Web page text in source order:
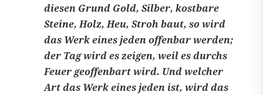
diesen Grund Gold, Silber, kostbare
Steine, Holz, Heu, Stroh baut, so wird
das Werk eines jeden offenbar werden;
der Tag wird es zeigen, weil es durchs
Feuer geoffenbart wird. Und welcher
Art das Werk eines jeden ist, wird das